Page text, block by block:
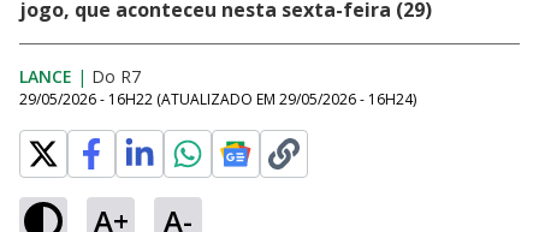
jogo, que aconteceu nesta sexta-feira (29)
LANCE | Do R7
29/05/2026 - 16H22 (ATUALIZADO EM 29/05/2026 - 16H24)
A+ A-